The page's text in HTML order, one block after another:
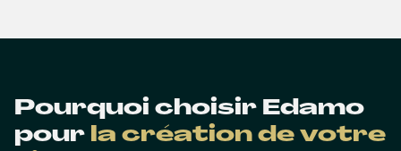
Pourquoi choisir Edamo
pour la création de votre